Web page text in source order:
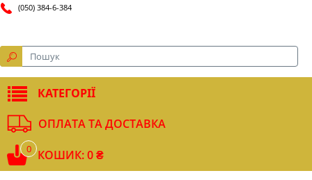
(050) 384-6-384
КАТЕГОРІЇ
ОПЛАТА ТА ДОСТАВКА
0 КОШИК: 0 ₴